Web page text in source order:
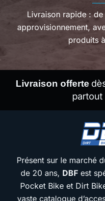
Livraison rapide :
approvisionnement,
produits
Livraison offerte
partout
Présent sur le marché
de 20 ans, DBF est
Pocket Bike et Dirt
vaste catalogue